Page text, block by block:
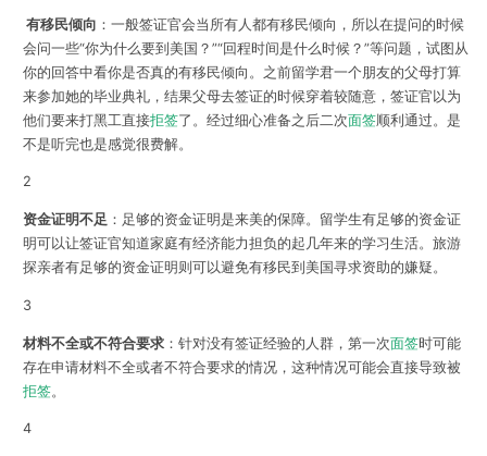
有移民倾向 ：一般签证官会当所有人都有移民倾向，所以在提问的时候
会问一些“你为什么要到美国？”“回程时间是什么时候？”等问题，试图从
你的回答中看你是否真的有移民倾向。之前留学君一个朋友的父母打算
来参加她的毕业典礼，结果父母去签证的时候穿着较随意，签证官以为
他们要来打黑工直接拒签了。经过细心准备之后二次面签顺利通过。是
不是听完也是感觉很费解。
2
资金证明不足：足够的资金证明是来美的保障。留学生有足够的资金证
明可以让签证官知道家庭有经济能力担负的起几年来的学习生活。旅游
探亲者有足够的资金证明则可以避免有移民到美国寻求资助的嫌疑。
3
材料不全或不符合要求：针对没有签证经验的人群，第一次面签时可能
存在申请材料不全或者不符合要求的情况，这种情况可能会直接导致被
拒签。
4